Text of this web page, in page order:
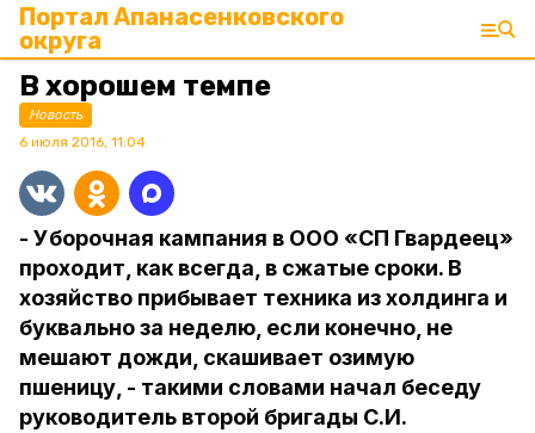
Портал Апанасенковского
округа
В хорошем темпе
Новость
6 июля 2016, 11:04
- Уборочная кампания в ООО «СП Гвардеец»
проходит, как всегда, в сжатые сроки. В
хозяйство прибывает техника из холдинга и
буквально за неделю, если конечно, не
мешают дожди, скашивает озимую
пшеницу, - такими словами начал беседу
руководитель второй бригады С.И.